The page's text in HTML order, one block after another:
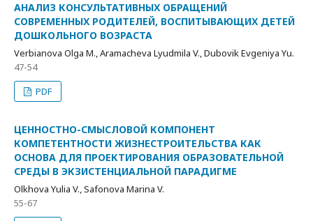
АНАЛИЗ КОНСУЛЬТАТИВНЫХ ОБРАЩЕНИЙ
СОВРЕМЕННЫХ РОДИТЕЛЕЙ, ВОСПИТЫВАЮЩИХ ДЕТЕЙ
ДОШКОЛЬНОГО ВОЗРАСТА
Verbianova Olga M., Aramacheva Lyudmila V., Dubovik Evgeniya Yu.
47-54
PDF
ЦЕННОСТНО-СМЫСЛОВОЙ КОМПОНЕНТ
КОМПЕТЕНТНОСТИ ЖИЗНЕСТРОИТЕЛЬСТВА КАК
ОСНОВА ДЛЯ ПРОЕКТИРОВАНИЯ ОБРАЗОВАТЕЛЬНОЙ
СРЕДЫ В ЭКЗИСТЕНЦИАЛЬНОЙ ПАРАДИГМЕ
Olkhova Yulia V., Safonova Marina V.
55-67